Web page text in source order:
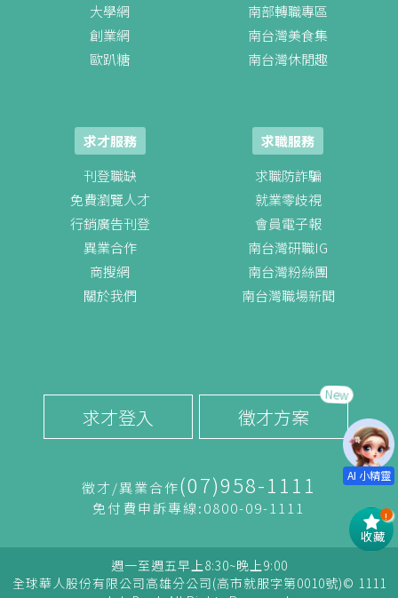
大學網
創業網
歐趴糖
南部轉職專區
南台灣美食集
南台灣休閒趣
求才服務
刊登職缺
免費瀏覽人才
行銷廣告刊登
異業合作
商搜網
關於我們
求職服務
求職防詐騙
就業零歧視
會員電子報
南台灣研職IG
南台灣粉絲團
南台灣職場新聞
求才登入 徵才方案
New
徵才/異業合作(07)958-1111
免付費申訴專線:0800-09-1111
週一至週五早上8:30~晚上9:00
全球華人股份有限公司高雄分公司(高市就服字第0010號)© 1111
收藏
!